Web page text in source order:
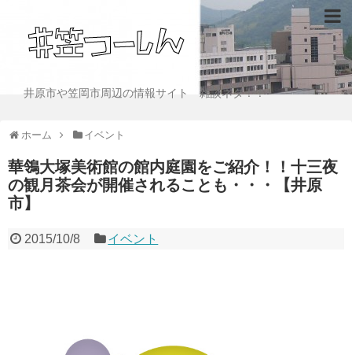
井原市や笠岡市周辺の情報サイト 雑談ネタ！！
ホーム イベント
華鴒大塚美術館の館内庭園をご紹介！！十三夜
の観月茶会が開催されることも・・・【井原
市】
2015/10/8 イベント